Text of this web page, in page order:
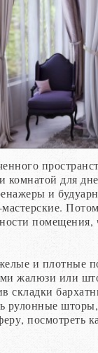
комнатой для
и
помещения,
и плотные
жалюзи или
складки
рулонные
посмотреть